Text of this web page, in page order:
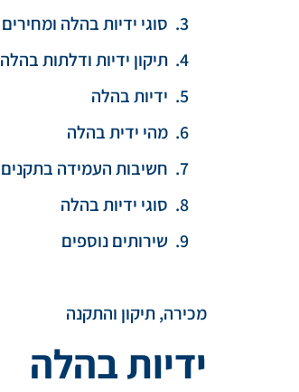
סוגי ידיות בהלה ומחירים
תיקון ידיות ודלתות בהלה
ידיות בהלה
מהי ידית בהלה
חשיבות העמידה בתקנים
סוגי ידיות בהלה
שירותים נוספים
מכירה, תיקון והתקנה
ידיות בהלה